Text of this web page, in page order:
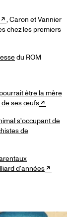
, Caron et Vannier
chez les premiers
du ROM
être la mère
de ses œufs
s'occupant de
de
d'années